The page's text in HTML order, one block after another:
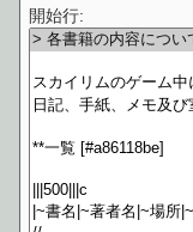
開始行: